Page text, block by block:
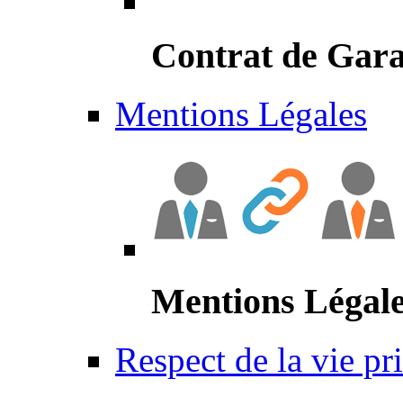
Contrat de
Mentions Légales
Mentions
Respect de la vie